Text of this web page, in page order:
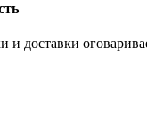
и доставки